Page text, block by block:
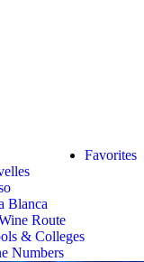
Favorites
Blanca
Route
& Colleges
Numbers